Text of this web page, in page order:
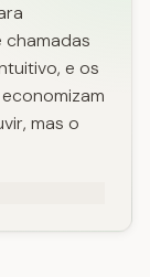
chamadas
e os
mas o